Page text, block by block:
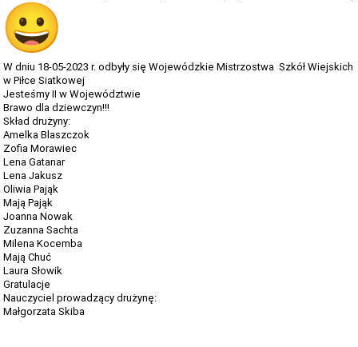
W dniu 18-05-2023 r. odbyły się Wojewódzkie Mistrzostwa Szkół Wiejskich
w Piłce Siatkowej
Jesteśmy II w Województwie
Brawo dla dziewczyn!!!
Skład drużyny:
Amelka Blaszczok
Zofia Morawiec
Lena Gatanar
Lena Jakusz
Oliwia Pająk
Mają Pająk
Joanna Nowak
Zuzanna Sachta
Milena Kocemba
Mają Chuć
Laura Słowik
Gratulacje
Nauczyciel prowadzący drużynę:
Małgorzata Skiba